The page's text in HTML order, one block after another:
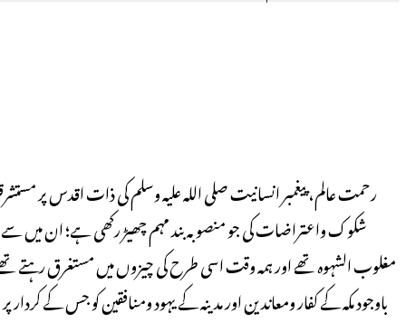
شکوک واعتراضات کی جو منصوبہ بند مہم چھیڑ رکھی ہے؛ ان میں سے
مغلوب الشہوہ تھے اور ہمہ وقت اسی طرح کی چیزوں میں مستغرق رہتے
باوجود مکہ کے کفار ومعاندین اور مدینہ کے یہود ومنافقین کو جس کے